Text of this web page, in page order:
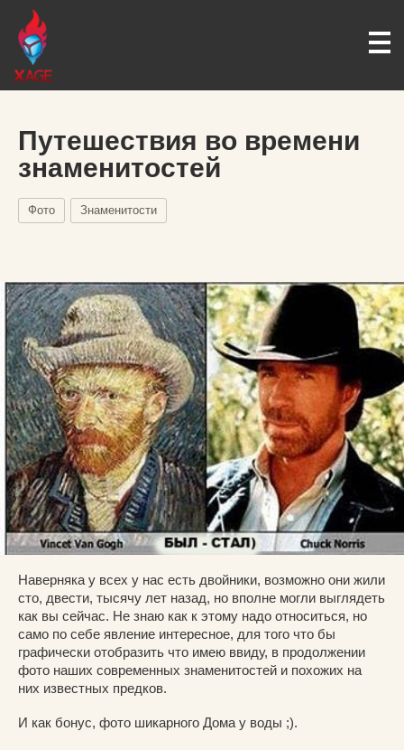
Путешествия во времени
знаменитостей
Фото Знаменитости
Наверняка у всех у нас есть двойники, возможно они жили
сто, двести, тысячу лет назад, но вполне могли выглядеть
как вы сейчас. Не знаю как к этому надо относиться, но
само по себе явление интересное, для того что бы
графически отобразить что имею ввиду, в продолжении
фото наших современных знаменитостей и похожих на
них известных предков.
И как бонус, фото шикарного Дома у воды ;).